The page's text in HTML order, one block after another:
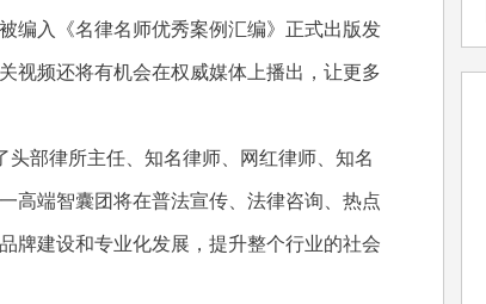
编入《名律名师优秀案例汇编》正式出版发
视频还将有机会在权威媒体上播出，让更多
头部律所主任、知名律师、网红律师、知名
高端智囊团将在普法宣传、法律咨询、热点
牌建设和专业化发展，提升整个行业的社会